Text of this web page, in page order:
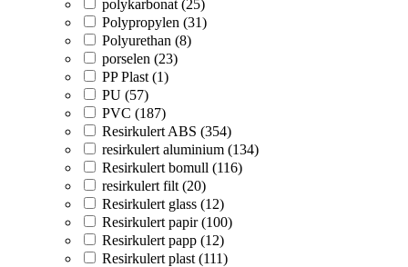
polykarbonat (25)
Polypropylen (31)
Polyurethan (8)
porselen (23)
PP Plast (1)
PU (57)
PVC (187)
Resirkulert ABS (354)
resirkulert aluminium (134)
Resirkulert bomull (116)
resirkulert filt (20)
Resirkulert glass (12)
Resirkulert papir (100)
Resirkulert papp (12)
Resirkulert plast (111)